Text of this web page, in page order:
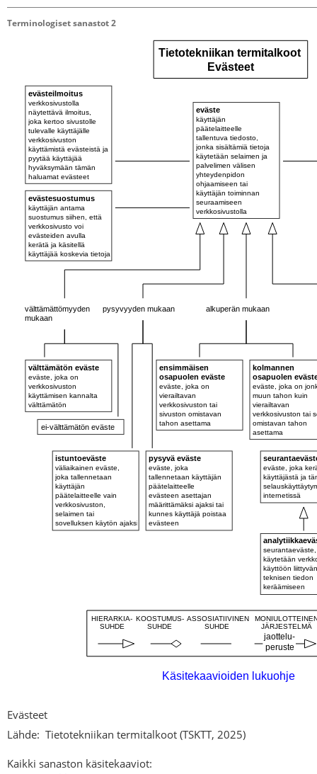
Terminologiset sanastot 2
Evästeet
Lähde: Tietotekniikan termitalkoot (TSKTT, 2025)
Kaikki sanaston käsitekaaviot: